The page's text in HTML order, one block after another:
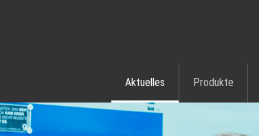
Aktuelles Produkte